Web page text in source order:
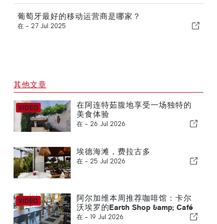
葡萄牙最好的移动运营商是哪家？
在 - 27 Jul 2025
其他文章
在阿连特茹腹地享受一场独特的
美食体验
在 - 26 Jul 2026
埃德海滩，费拉古多
在 - 25 Jul 2026
阿尔加维本周推荐咖啡馆：卡尔
沃埃罗的Earth Shop &amp; Café
在 - 19 Jul 2026